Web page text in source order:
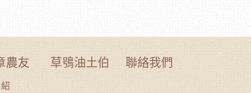
農友 草鴞油土伯 聯絡我們